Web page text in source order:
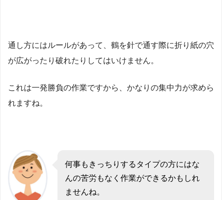
通し方にはルールがあって、鶴を針で通す際に折り紙の穴
が広がったり破れたりしてはいけません。
これは一発勝負の作業ですから、かなりの集中力が求めら
れますね。
何事もきっちりするタイプの方にはな
んの苦労もなく作業ができるかもしれ
ませんね。